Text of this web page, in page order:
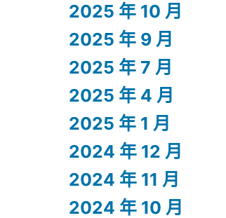
2025 年 10 月
2025 年 9 月
2025 年 7 月
2025 年 4 月
2025 年 1 月
2024 年 12 月
2024 年 11 月
2024 年 10 月